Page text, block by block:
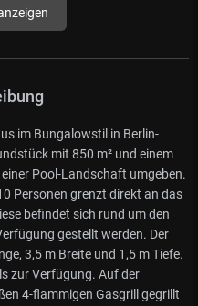
im Bungalowstil in Berlin-
mit 850 m² und einem
Pool-Landschaft umgeben.
Personen grenzt direkt an das
befindet sich rund um den
gestellt werden. Der
3,5 m Breite und 1,5 m Tiefe.
zur Verfügung. Auf der
4-flammigen Gasgrill gegrillt